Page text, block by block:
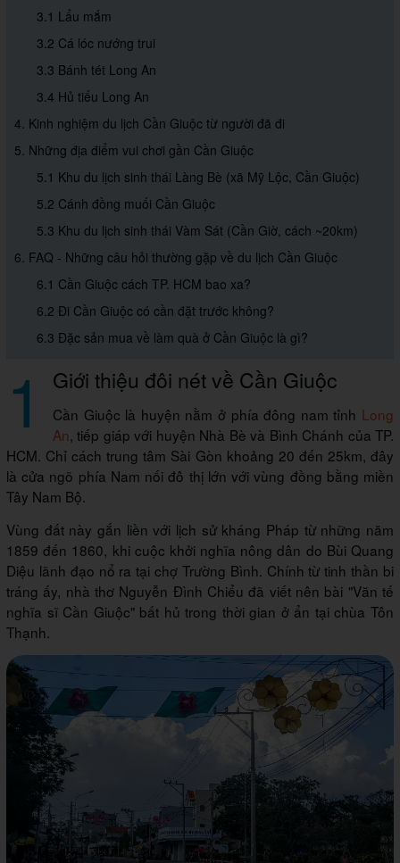
3.1 Lẩu mắm
3.2 Cá lóc nướng trui
3.3 Bánh tét Long An
3.4 Hủ tiếu Long An
4. Kinh nghiệm du lịch Cần Giuộc từ người đã đi
5. Những địa điểm vui chơi gần Cần Giuộc
5.1 Khu du lịch sinh thái Làng Bè (xã Mỹ Lộc, Cần Giuộc)
5.2 Cánh đồng muối Cần Giuộc
5.3 Khu du lịch sinh thái Vàm Sát (Cần Giờ, cách ~20km)
6. FAQ - Những câu hỏi thường gặp về du lịch Cần Giuộc
6.1 Cần Giuộc cách TP. HCM bao xa?
6.2 Đi Cần Giuộc có cần đặt trước không?
6.3 Đặc sản mua về làm quà ở Cần Giuộc là gì?
1 Giới thiệu đôi nét về Cần Giuộc
Cần Giuộc là huyện nằm ở phía đông nam tỉnh Long
An, tiếp giáp với huyện Nhà Bè và Bình Chánh của TP.
HCM. Chỉ cách trung tâm Sài Gòn khoảng 20 đến 25km, đây
là cửa ngõ phía Nam nối đô thị lớn với vùng đồng bằng miền
Tây Nam Bộ.
Vùng đất này gắn liền với lịch sử kháng Pháp từ những năm
1859 đến 1860, khi cuộc khởi nghĩa nông dân do Bùi Quang
Diệu lãnh đạo nổ ra tại chợ Trường Bình. Chính từ tinh thần bi
tráng ấy, nhà thơ Nguyễn Đình Chiểu đã viết nên bài "Văn tế
nghĩa sĩ Cần Giuộc" bất hủ trong thời gian ở ẩn tại chùa Tôn
Thạnh.